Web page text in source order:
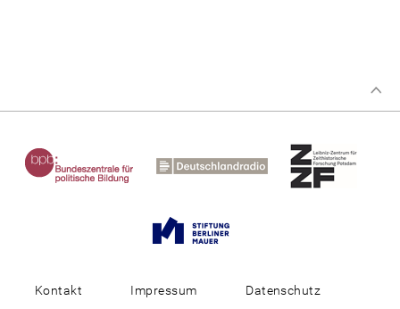
Kontakt Impressum Datenschutz